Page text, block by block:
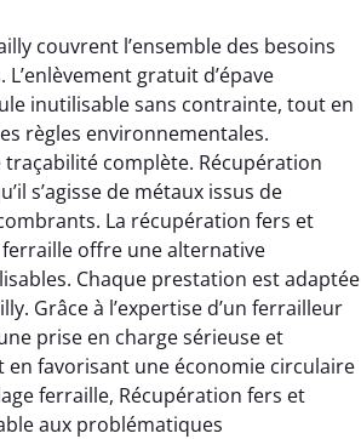
couvrent l’ensemble des besoins
gratuit d’épave
inutilisable sans contrainte, tout en
règles environnementales.
traçabilité complète. Récupération
s’agisse de métaux issus de
La récupération fers et
offre une alternative
Chaque prestation est adaptée
Grâce à l’expertise d’un ferrailleur
prise en charge sérieuse et
en favorisant une économie circulaire
ferraille, Récupération fers et
aux problématiques